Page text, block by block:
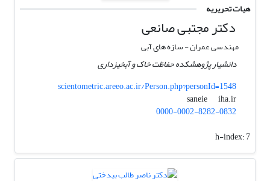
هیات تحریریه
دکتر مجتبی صانعی
مهندسی عمران - سازه های آبی
دانشیار پژوهشکده حفاظت خاک و آبخیزداری
scientometric.areeo.ac.ir/Person.php?personId=1548
saneie
iha.ir
0000-0002-8282-0832
h-index:7